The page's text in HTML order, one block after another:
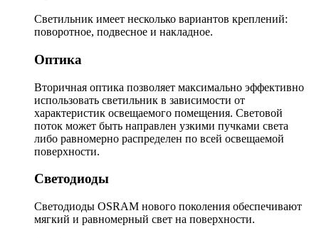
Светильник имеет несколько вариантов креплений:
поворотное, подвесное и накладное.
Оптика
Вторичная оптика позволяет максимально эффективно
использовать светильник в зависимости от
характеристик освещаемого помещения. Световой
поток может быть направлен узкими пучками света
либо равномерно распределен по всей освещаемой
поверхности.
Светодиоды
Светодиоды OSRAM нового поколения обеспечивают
мягкий и равномерный свет на поверхности.